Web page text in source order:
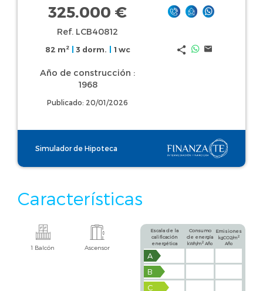
325.000 €
Ref. LCB40812
82 m2 3 dorm. 1 wc
Año de construcción :
1968
Publicado: 20/01/2026
Simulador de Hipoteca
Características
1 Balcón Ascensor
Escala de la
calificación
energética
Consumo
de energía
kWh/m2 Año
Emisiones
kgCO2/m 2
Año
A
B
C